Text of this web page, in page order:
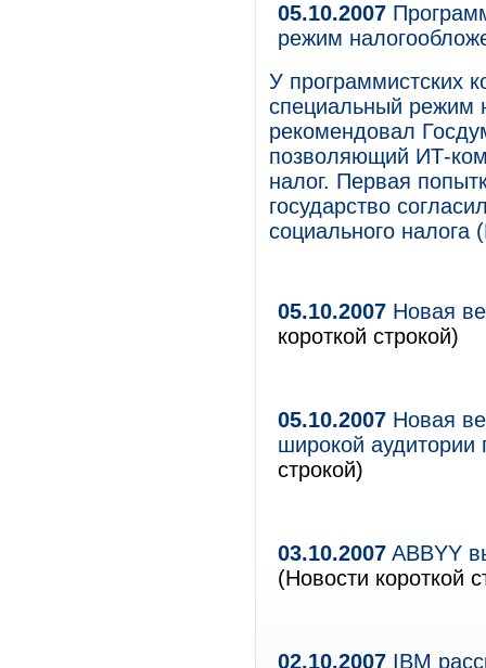
05.10.2007
режим
У программистских
специальный режим
рекомендовал
позволяющий ИТ-
налог. Первая
государство
социального налога
05.10.2007 Новая
короткой строкой)
05.10.2007 Новая
широкой аудитории
строкой)
03.10.2007 ABBYY
(Новости короткой
02.10.2007 IBM